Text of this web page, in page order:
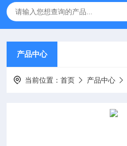
产品中心
当前位置：首页 产品中心